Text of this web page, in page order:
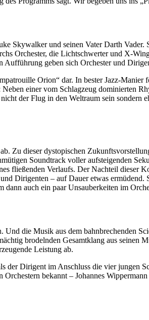
Skywalker und seinen Vater Darth Vader.
Orchester, die Lichtschwerter und X-
geben sich Orchester und
Orion“ dar. In bester Jazz-
einer vom Schlagzeug dominierten
der Flug in den Weltraum sein sondern
Zu dieser dystopischen
Soundtrack voller aufsteigenden
fließenden Verlaufs. Der Nachteil dieser
Dirigenten – auf Dauer etwas ermüdend.
auch ein paar Unsauberkeiten im
die Musik aus dem bahnbrechenden
brodelnden Gesamtklang aus seinen
Leistung ab.
der Dirigent im Anschluss die vier jungen
bekannt – Johannes